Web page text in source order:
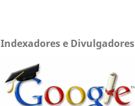
Indexadores e Divulgadores